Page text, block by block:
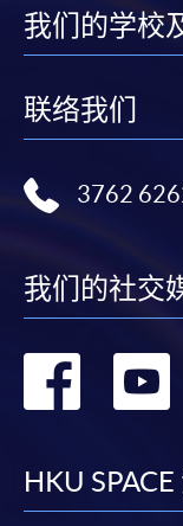
我们的学校
联络我们
3762
我们的社交
转
HKU